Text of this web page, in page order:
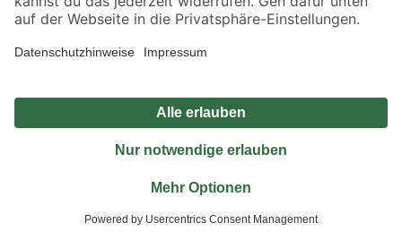
Alle Preisangaben in EUR inkl. gesetzl. MwSt.. Die dargestellten Angebote sind unter
Umständen nicht in allen Märkten verfügbar. Die angegebenen Verfügbarkeiten beziehen
Produkte nur solange der Vorrat reicht.
*Paketversand ab 59 € versandkostenfrei, gilt nicht für Artikel mit Speditionsversand, hier
Privatsphäre Impressum
Nutzungsbedingungen
Widerrufsrecht
Vertrag widerrufen
© 2026 toom Baumarkt GmbH